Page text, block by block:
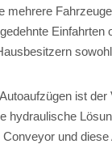
mehrere
Einfahrten
ist
hydraulische
und